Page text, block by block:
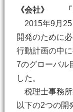
《会社》
2015年9月25
開発のために
行動計画の中
7のグローバル
した。
税理士事務所
以下の2つの開